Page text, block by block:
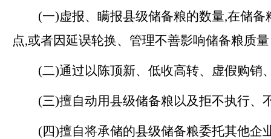
(一)虚报、瞒报县级储备粮的数量,在储
点,或者因延误轮换、管理不善影响储备粮质
(二)通过以陈顶新、低收高转、虚假购销
(三)擅自动用县级储备粮以及拒不执行、
(四)擅自将承储的县级储备粮委托其他企